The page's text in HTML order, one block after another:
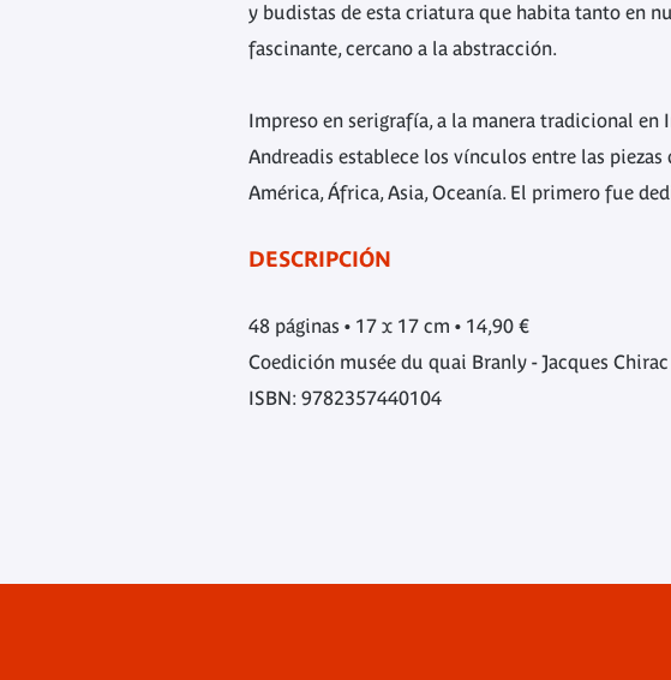
y budistas de esta criatura que habita tanto en
fascinante, cercano a la abstracción.
Impreso en serigrafía, a la manera tradicional
Andreadis establece los vínculos entre las
América, África, Asia, Oceanía. El primero fue
DESCRIPCIÓN
48 páginas • 17 x 17 cm • 14,90 €
Coedición musée du quai Branly - Jacques
ISBN: 9782357440104